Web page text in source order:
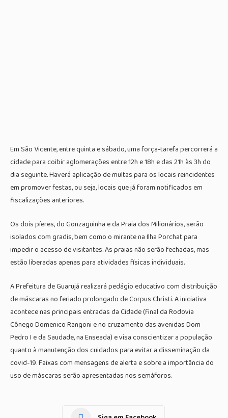
Em São Vicente, entre quinta e sábado, uma força-tarefa percorrerá a
cidade para coibir aglomerações entre 12h e 18h e das 21h às 3h do
dia seguinte. Haverá aplicação de multas para os locais reincidentes
em promover festas, ou seja, locais que já foram notificados em
fiscalizações anteriores.
Os dois píeres, do Gonzaguinha e da Praia dos Milionários, serão
isolados com gradis, bem como o mirante na Ilha Porchat para
impedir o acesso de visitantes. As praias não serão fechadas, mas
estão liberadas apenas para atividades físicas individuais.
A Prefeitura de Guarujá realizará pedágio educativo com distribuição
de máscaras no feriado prolongado de Corpus Christi. A iniciativa
acontece nas principais entradas da Cidade (final da Rodovia
Cônego Domenico Rangoni e no cruzamento das avenidas Dom
Pedro I e da Saudade, na Enseada) e visa conscientizar a população
quanto à manutenção dos cuidados para evitar a disseminação da
covid-19. Faixas com mensagens de alerta e sobre a importância do
uso de máscaras serão apresentadas nos semáforos.